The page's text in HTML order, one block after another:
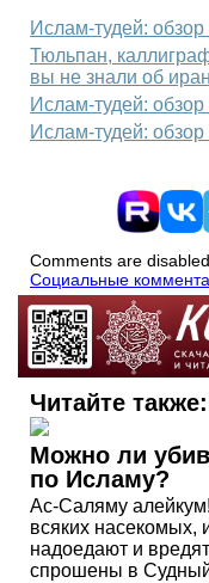
Ислам-тудей: обзор
Тюльпан,
вы не знали об
Ислам-тудей: обзор
Ислам-тудей: обзор
Comments are disabled
Социальные
Читайте также:
Можно ли
по Исламу?
Ас-Саляму
всяких
надоедают и
спрошены в